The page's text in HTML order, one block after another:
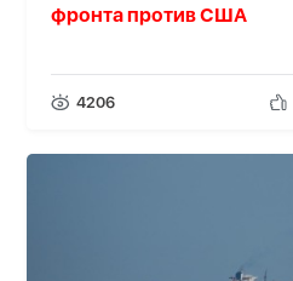
фронта против США
4206